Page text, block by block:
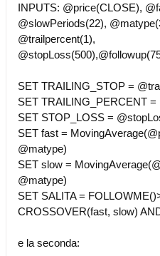
INPUTS: @price(CLOSE),
@slowPeriods(22),
@trailpercent(1),
SET TRAILING_STOP =
SET TRAILING_PERCENT =
SET STOP_LOSS =
SET fast =
@matype)
SET slow =
@matype)
SET SALITA =
CROSSOVER(fast, slow)
e la seconda: